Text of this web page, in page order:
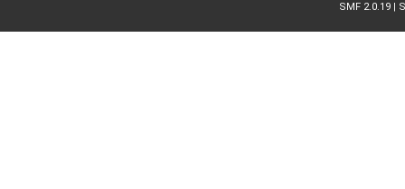
SMF 2.0.19|